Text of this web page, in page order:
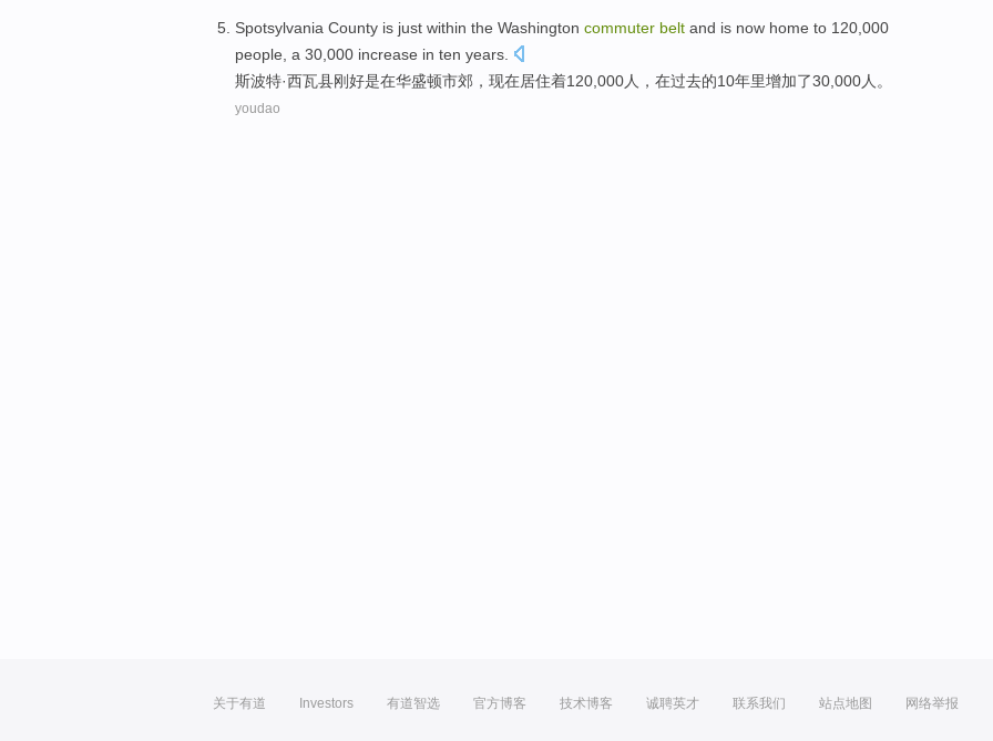
Spotsylvania County is just within the Washington commuter belt and is now home to 120,000
people a 30,000 increase in ten years
斯波特·西瓦县刚好是在华盛顿市郊， 现在居住着120,000人 ，在过去的10年里增加了30,000人。
youdao
关于有道 Investors 有道智选 官方博客 技术博客 诚聘英才 联系我们 站点地图 网络举报